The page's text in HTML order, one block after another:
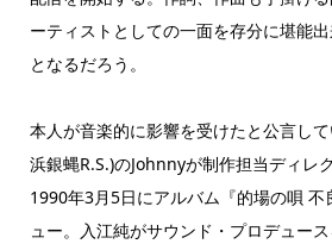
ーティストとしての一面を存分に堪能
となるだろう。
本人が音楽的に影響を受けたと公言し
浜銀蝿R.S.)のJohnnyが制作担当ディレ
1990年3月5日にアルバム『的場の唄
ュー。入江純がサウンド・プロデュー